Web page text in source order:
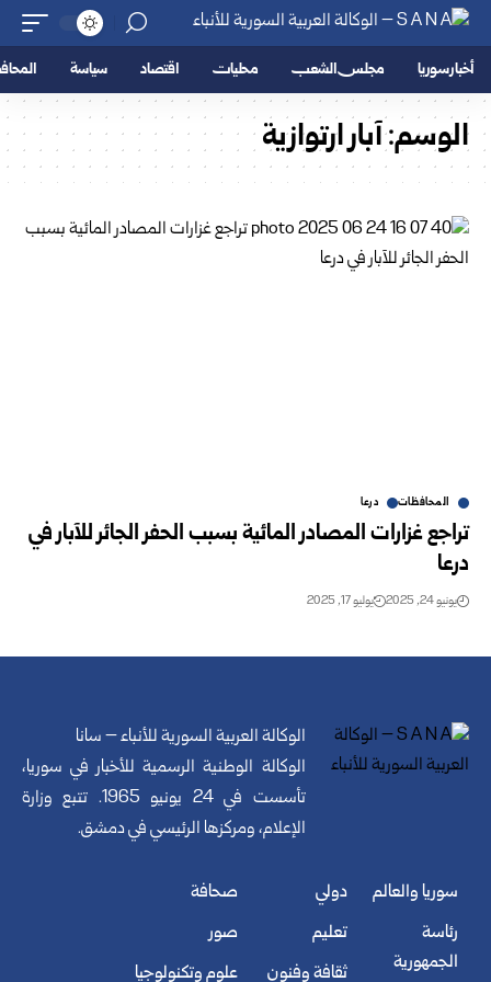
أخبار سوريا مجلس الشعب محليات اقتصاد سياسة
الوسم:آبار ارتوازية
المحافظات درعا
تراجع غزارات المصادر المائية بسبب الحفر الجائر للآبار في
درعا
يونيو 24, 2025 يوليو 17, 2025
الوكالة العربية السورية للأنباء – سانا
الوكالة الوطنية الرسمية للأخبار في سوريا،
تأسست في 24 يونيو 1965. تتبع وزارة
الإعلام، ومركزها الرئيسي في دمشق.
سوريا والعالم
رئاسة
الجمهورية
دولي
تعليم
ثقافة وفنون
صحافة
صور
علوم وتكنولوجيا